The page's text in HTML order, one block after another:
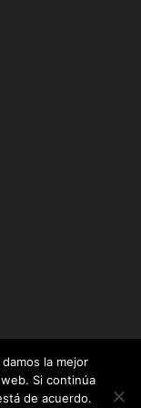
la mejor
Si continúa
de acuerdo.